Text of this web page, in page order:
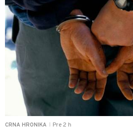
CRNA HRONIKA Pre 2 h